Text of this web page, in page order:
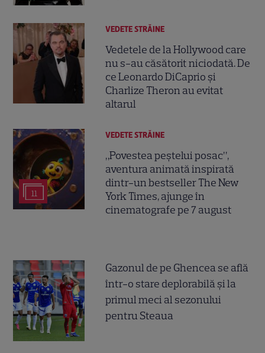
VEDETE STRĂINE
Vedetele de la Hollywood care
nu s-au căsătorit niciodată. De
ce Leonardo DiCaprio și
Charlize Theron au evitat
altarul
11
VEDETE STRĂINE
„Povestea peștelui posac”,
aventura animată inspirată
dintr-un bestseller The New
York Times, ajunge în
cinematografe pe 7 august
Gazonul de pe Ghencea se află
într-o stare deplorabilă și la
primul meci al sezonului
pentru Steaua